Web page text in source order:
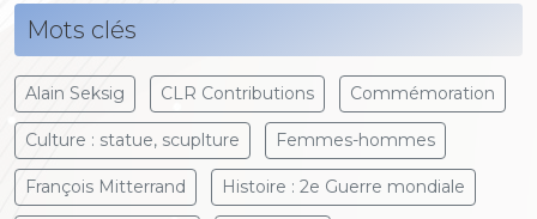
Mots clés
Alain Seksig CLR Contributions Commémoration
Culture : statue, scuplture Femmes-hommes
François Mitterrand Histoire : 2e Guerre mondiale